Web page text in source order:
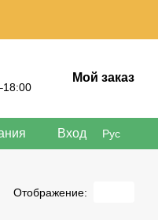
Мой заказ
Вход Рус
Отображение: